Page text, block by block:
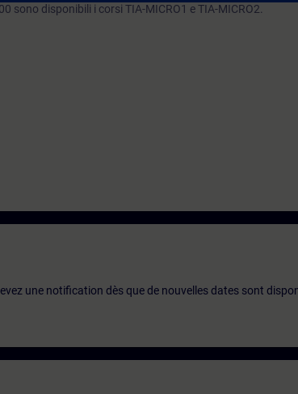
sono disponibili i corsi TIA-MICRO1 e TIA-MICRO2.
une notification dès que de nouvelles dates sont